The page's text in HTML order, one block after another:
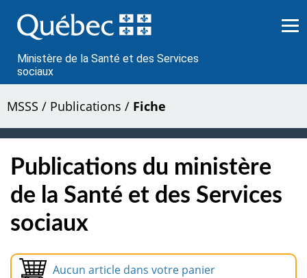
au
contenu
Ministère de la Santé et des Services
sociaux
MSSS / Publications / Fiche
Publications du ministère
de la Santé et des Services
sociaux
Aucun article dans votre panier